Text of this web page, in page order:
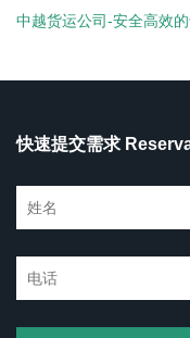
中越货运公司-安全高效
快速提交需求